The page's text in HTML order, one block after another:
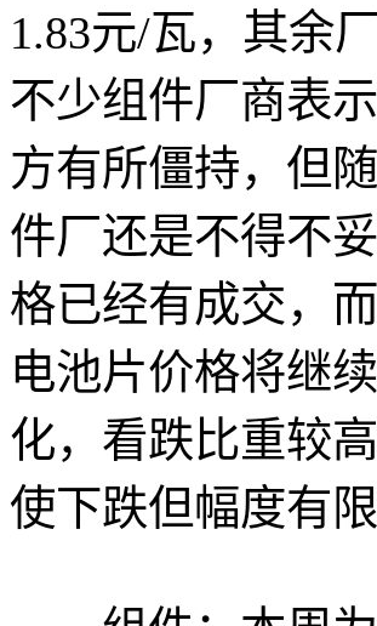
1.83元/瓦，其余
不少组件厂商表
方有所僵持，但
件厂还是不得不
格已经有成交，
电池片价格将继
化，看跌比重较
使下跌但幅度有限